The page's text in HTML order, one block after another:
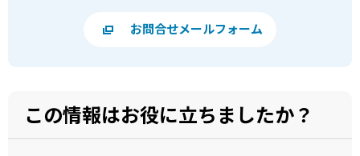
お問合せメールフォーム
この情報はお役に立ちましたか？